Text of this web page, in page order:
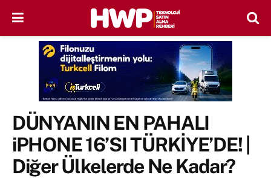
DÜNYANIN EN PAHALI
iPHONE 16’SI TÜRKİYE’DE! |
Diğer Ülkelerde Ne Kadar?